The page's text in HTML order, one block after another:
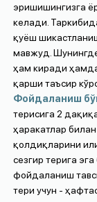
эришишингизга
келади.
қуёш
мавжуд.
ҳам киради
қарши таъсир
Фойдаланиш
терисига 2
ҳаракатлар
қолдиқларини
сезгир терига
фойдаланиш
тери учун -